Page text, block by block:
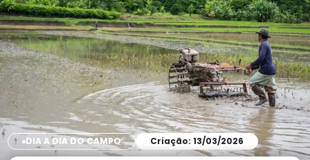
DIA A DIA DO CAMPO Criação: 13/03/2026